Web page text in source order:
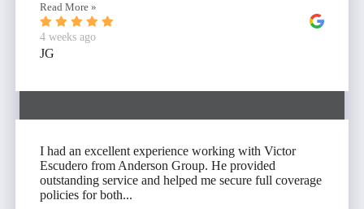
Read More »
4 weeks ago
JG
I had an excellent experience working with Victor
Escudero from Anderson Group. He provided
outstanding service and helped me secure full coverage
policies for both...